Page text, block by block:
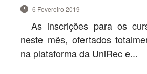
6 Fevereiro 2019
As inscrições para os
neste mês, ofertados
na plataforma da UniRec e...